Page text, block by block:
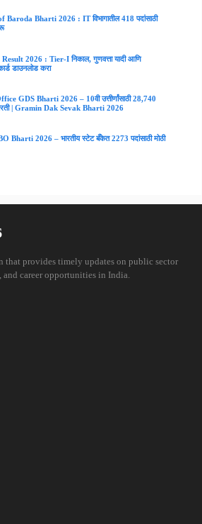
Baroda Bharti 2026 : IT विभागातील 418 पदांसाठी
2026 : Tier-I निकाल, गुणवत्ता यादी आणि
डाउनलोड करा
GDS Bharti 2026 – 10वी उत्तीर्णांसाठी 28,740
| Gramin Dak Sevak Bharti 2026
Bharti 2026 – भारतीय स्टेट बँकेत 2273 पदांसाठी मोठी
that provides timely updates on public sector
career opportunities in India.